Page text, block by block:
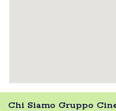
Chi Siamo Gruppo